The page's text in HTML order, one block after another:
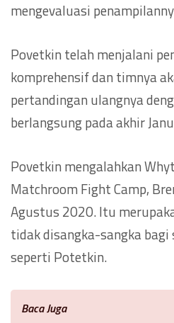
mengevaluasi
Povetkin telah menjalani
komprehensif dan timnya
pertandingan ulangnya
berlangsung pada akhir
Povetkin mengalahkan
Matchroom Fight Camp,
Agustus 2020. Itu
tidak disangka-sangka bagi
seperti Potetkin.
Baca Juga